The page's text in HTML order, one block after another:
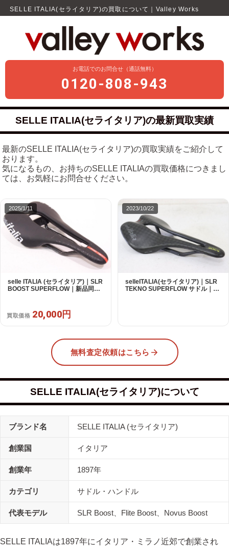
SELLE ITALIA(セライタリア)の買取について｜Valley Works
お電話でのお問合せ（通話無料）
0120-808-943
SELLE ITALIA(セライタリア)の最新買取実績
最新のSELLE ITALIA(セライタリア)の買取実績をご紹介して
おります。
気になるもの、お持ちのSELLE ITALIAの買取価格につきまし
ては、お気軽にお問合せください。
2025/1/11
selle ITALIA (セライタリア)｜SLR
BOOST SUPERFLOW｜新品同様
買取価格 20,000円
2023/10/22
selleITALIA(セライタリア)｜SLR
TEKNO SUPERFLOW サドル｜美
無料査定依頼はこちら
SELLE ITALIA(セライタリア)について
ブランド名 SELLE ITALIA (セライタリア)
創業国 イタリア
創業年 1897年
カテゴリ サドル・ハンドル
代表モデル SLR Boost、Flite Boost、Novus Boost
SELLE ITALIAは1897年にイタリア・ミラノ近郊で創業され